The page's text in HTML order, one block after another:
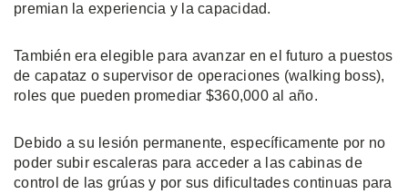
premian la experiencia y la capacidad.
También era elegible para avanzar en el futuro a puestos
de capataz o supervisor de operaciones (walking boss),
roles que pueden promediar $360,000 al año.
Debido a su lesión permanente, específicamente por no
poder subir escaleras para acceder a las cabinas de
control de las grúas y por sus dificultades continuas para